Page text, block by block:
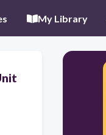
My Library